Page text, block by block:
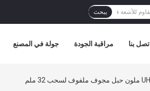
يبحث
جولة في المصنع مراقبة الجودة اتصل بنا